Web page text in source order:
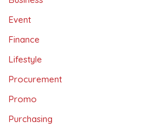
Event
Finance
Lifestyle
Procurement
Promo
Purchasing